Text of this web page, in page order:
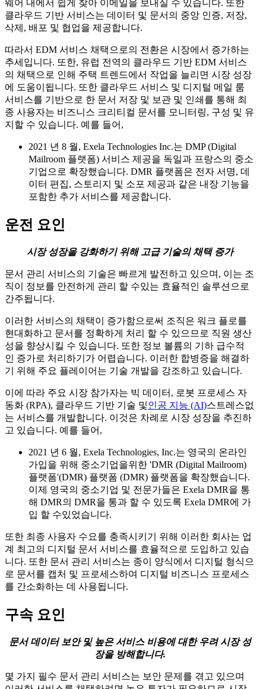
웨어 내에서 쉽게 찾아 이메일을 보내실 수 있습니다. 또한
클라우드 기반 서비스는 데이터 및 문서의 중앙 인증, 저장,
삭제, 배포 및 협업을 제공합니다.
따라서 EDM 서비스 채택으로의 전환은 시장에서 증가하는
추세입니다. 또한, 유럽 전역의 클라우드 기반 EDM 서비스
의 채택으로 인해 주택 트렌드에서 작업을 늘리면 시장 성장
에 도움이됩니다. 또한 클라우드 서비스 및 디지털 메일 룸
서비스를 기반으로 한 문서 저장 및 보관 및 인쇄를 통해 최
종 사용자는 비즈니스 크리티컬 문서를 모니터링, 구성 및 유
지할 수 있습니다. 예를 들어,
2021 년 8 월, Exela Technologies Inc.는 DMP (Digital
Mailroom 플랫폼) 서비스 제공을 독일과 프랑스의 중소
기업으로 확장했습니다. DMR 플랫폼은 전자 서명, 데
이터 편집, 스토리지 및 소포 제공과 같은 내장 기능을
포함한 추가 서비스를 제공합니다.
운전 요인
시장 성장을 강화하기 위해 고급 기술의 채택 증가
문서 관리 서비스의 기술은 빠르게 발전하고 있으며, 이는 조
직이 정보를 안전하게 관리 할 수있는 효율적인 솔루션으로
간주됩니다.
이러한 서비스의 채택이 증가함으로써 조직은 워크 플로를
현대화하고 문서를 정확하게 처리 할 수 ​​있으므로 직원 생산
성을 향상시킬 수 있습니다. 또한 정보 볼륨의 기하 급수적
인 증가로 처리하기가 어렵습니다. 이러한 합병증을 해결하
기 위해 주요 플레이어는 기술 개발을 강조하고 있습니다.
이에 따라 주요 시장 참가자는 빅 데이터, 로봇 프로세스 자
동화 (RPA), 클라우드 기반 기술 및인공 지능 (AI)스트레스없
는 서비스를 개발합니다. 이것은 차례로 시장 성장을 추진하
고 있습니다. 예를 들어,
2021 년 6 월, Exela Technologies, Inc.는 영국의 온라인
가입을 위해 중소기업을위한 'DMR (Digital Mailroom)
플랫폼'(DMR) 플랫폼 (DMR) 플랫폼을 확장했습니다.
이제 영국의 중소기업 및 전문가들은 Exela DMR을 통
해 DMR의 DMR을 통과 할 수 있도록 Exela DMR에 가
입 할 수있었습니다.
또한 최종 사용자 수요를 충족시키기 위해 이러한 회사는 업
계 최고의 디지털 문서 서비스를 효율적으로 도입하고 있습
니다. 또한 문서 관리 서비스는 종이 양식에서 디지털 형식으
로 문서를 캡처 및 프로세스하여 디지털 비즈니스 프로세스
를 간소화하는 데 사용됩니다.
구속 요인
문서 데이터 보안 및 높은 서비스 비용에 대한 우려 시장 성
장을 방해합니다.
몇 가지 필수 문서 관리 서비스는 보안 문제를 겪고 있으며